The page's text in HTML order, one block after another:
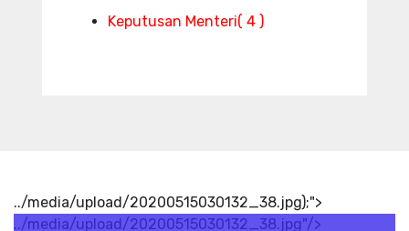
Keputusan Menteri( 4 )
../media/upload/20200515030132_38.jpg);">
../media/upload/20200515030132_38.jpg"/>